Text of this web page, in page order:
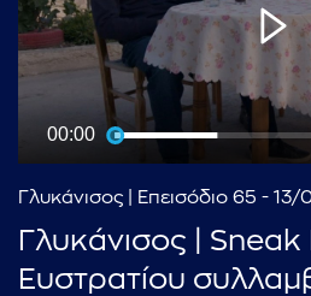
00:00
Γλυκάνισος | Επεισόδιο 65 -
Γλυκάνισος |
Ευστρατίου